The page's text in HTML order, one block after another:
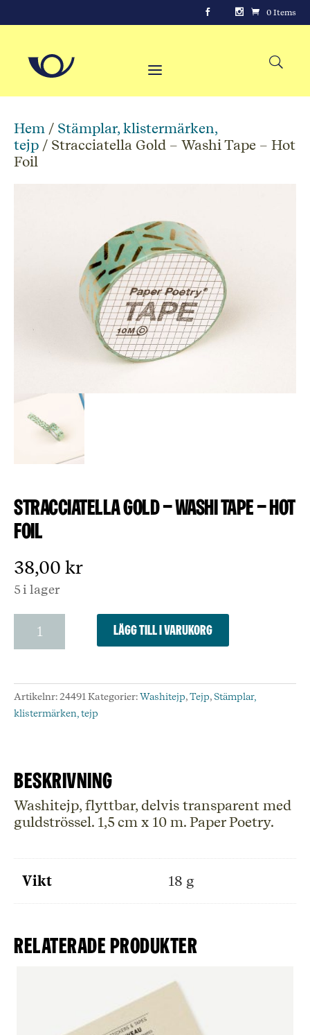
0 Items
Hem / Stämplar, klistermärken,
tejp / Stracciatella Gold – Washi Tape – Hot
Foil
Stracciatella Gold – Washi Tape – Hot
Foil
38,00 kr
5 i lager
Gold
-
Tape
-
Hot
Lägg till i varukorg
Artikelnr: 24491 Kategorier:Washitejp,Tejp,Stämplar,
klistermärken, tejp
Beskrivning
Washitejp, flyttbar, delvis transparent med
guldströssel. 1,5 cm x 10 m. Paper Poetry.
Vikt 18 g
Relaterade produkter